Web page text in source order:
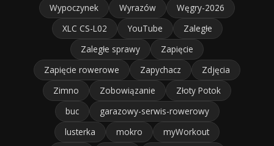
Wypoczynek
Wyrazów
Węgry-2026
XLC CS-L02
YouTube
Zaległe
Zaległe sprawy
Zapięcie
Zapięcie rowerowe
Zapychacz
Zdjęcia
Zimno
Zobowiązanie
Złoty Potok
buc
garazowy-serwis-rowerowy
lusterka
mokro
myWorkout